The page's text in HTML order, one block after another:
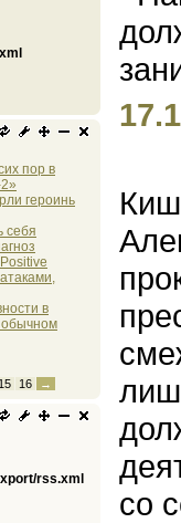
пор в
героинь
себя
в
обычном
15 16 →
rss.xml
со